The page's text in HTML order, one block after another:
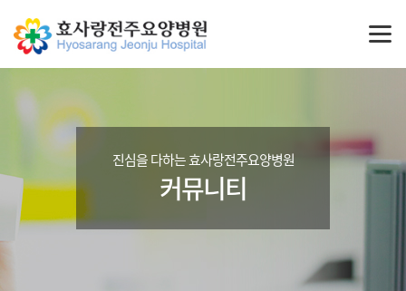
진심을 다하는 효사랑전주요양병원
커뮤니티